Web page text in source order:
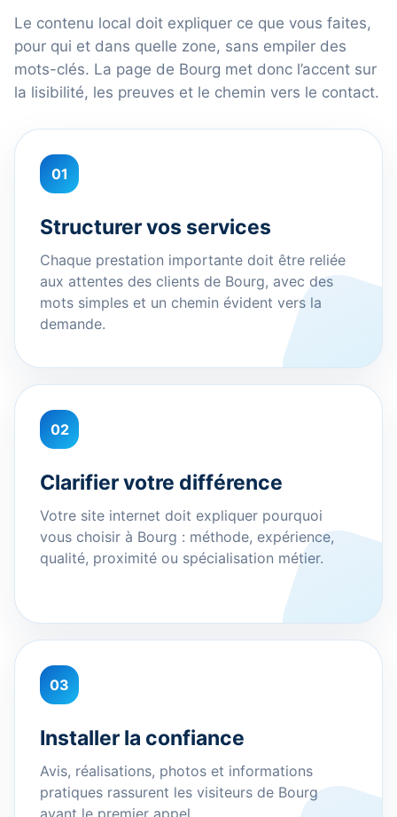
Le contenu local doit expliquer ce que vous faites,
pour qui et dans quelle zone, sans empiler des
mots-clés. La page de Bourg met donc l’accent sur
la lisibilité, les preuves et le chemin vers le contact.
01
Structurer vos services
Chaque prestation importante doit être reliée
aux attentes des clients de Bourg, avec des
mots simples et un chemin évident vers la
demande.
02
Clarifier votre différence
Votre site internet doit expliquer pourquoi
vous choisir à Bourg : méthode, expérience,
qualité, proximité ou spécialisation métier.
03
Installer la confiance
Avis, réalisations, photos et informations
pratiques rassurent les visiteurs de Bourg
avant le premier appel.